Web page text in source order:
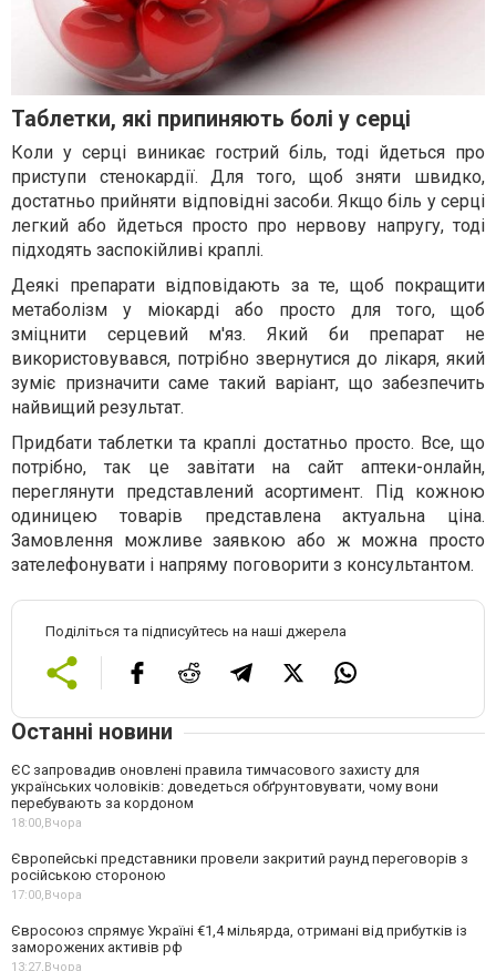
Таблетки, які припиняють болі у серці
Коли у серці виникає гострий біль, тоді йдеться про
приступи стенокардії. Для того, щоб зняти швидко,
достатньо прийняти відповідні засоби. Якщо біль у серці
легкий або йдеться просто про нервову напругу, тоді
підходять заспокійливі краплі.
Деякі препарати відповідають за те, щоб покращити
метаболізм у міокарді або просто для того, щоб
зміцнити серцевий м'яз. Який би препарат не
використовувався, потрібно звернутися до лікаря, який
зуміє призначити саме такий варіант, що забезпечить
найвищий результат.
Придбати таблетки та краплі достатньо просто. Все, що
потрібно, так це завітати на сайт аптеки-онлайн,
переглянути представлений асортимент. Під кожною
одиницею товарів представлена актуальна ціна.
Замовлення можливе заявкою або ж можна просто
зателефонувати і напряму поговорити з консультантом.
Поділіться та підписуйтесь на наші джерела
Останні новини
ЄС запровадив оновлені правила тимчасового захисту для
українських чоловіків: доведеться обґрунтовувати, чому вони
перебувають за кордоном
18:00, Вчора
Європейські представники провели закритий раунд переговорів з
російською стороною
17:00, Вчора
Євросоюз спрямує Україні €1,4 мільярда, отримані від прибутків із
заморожених активів рф
13:27, Вчора